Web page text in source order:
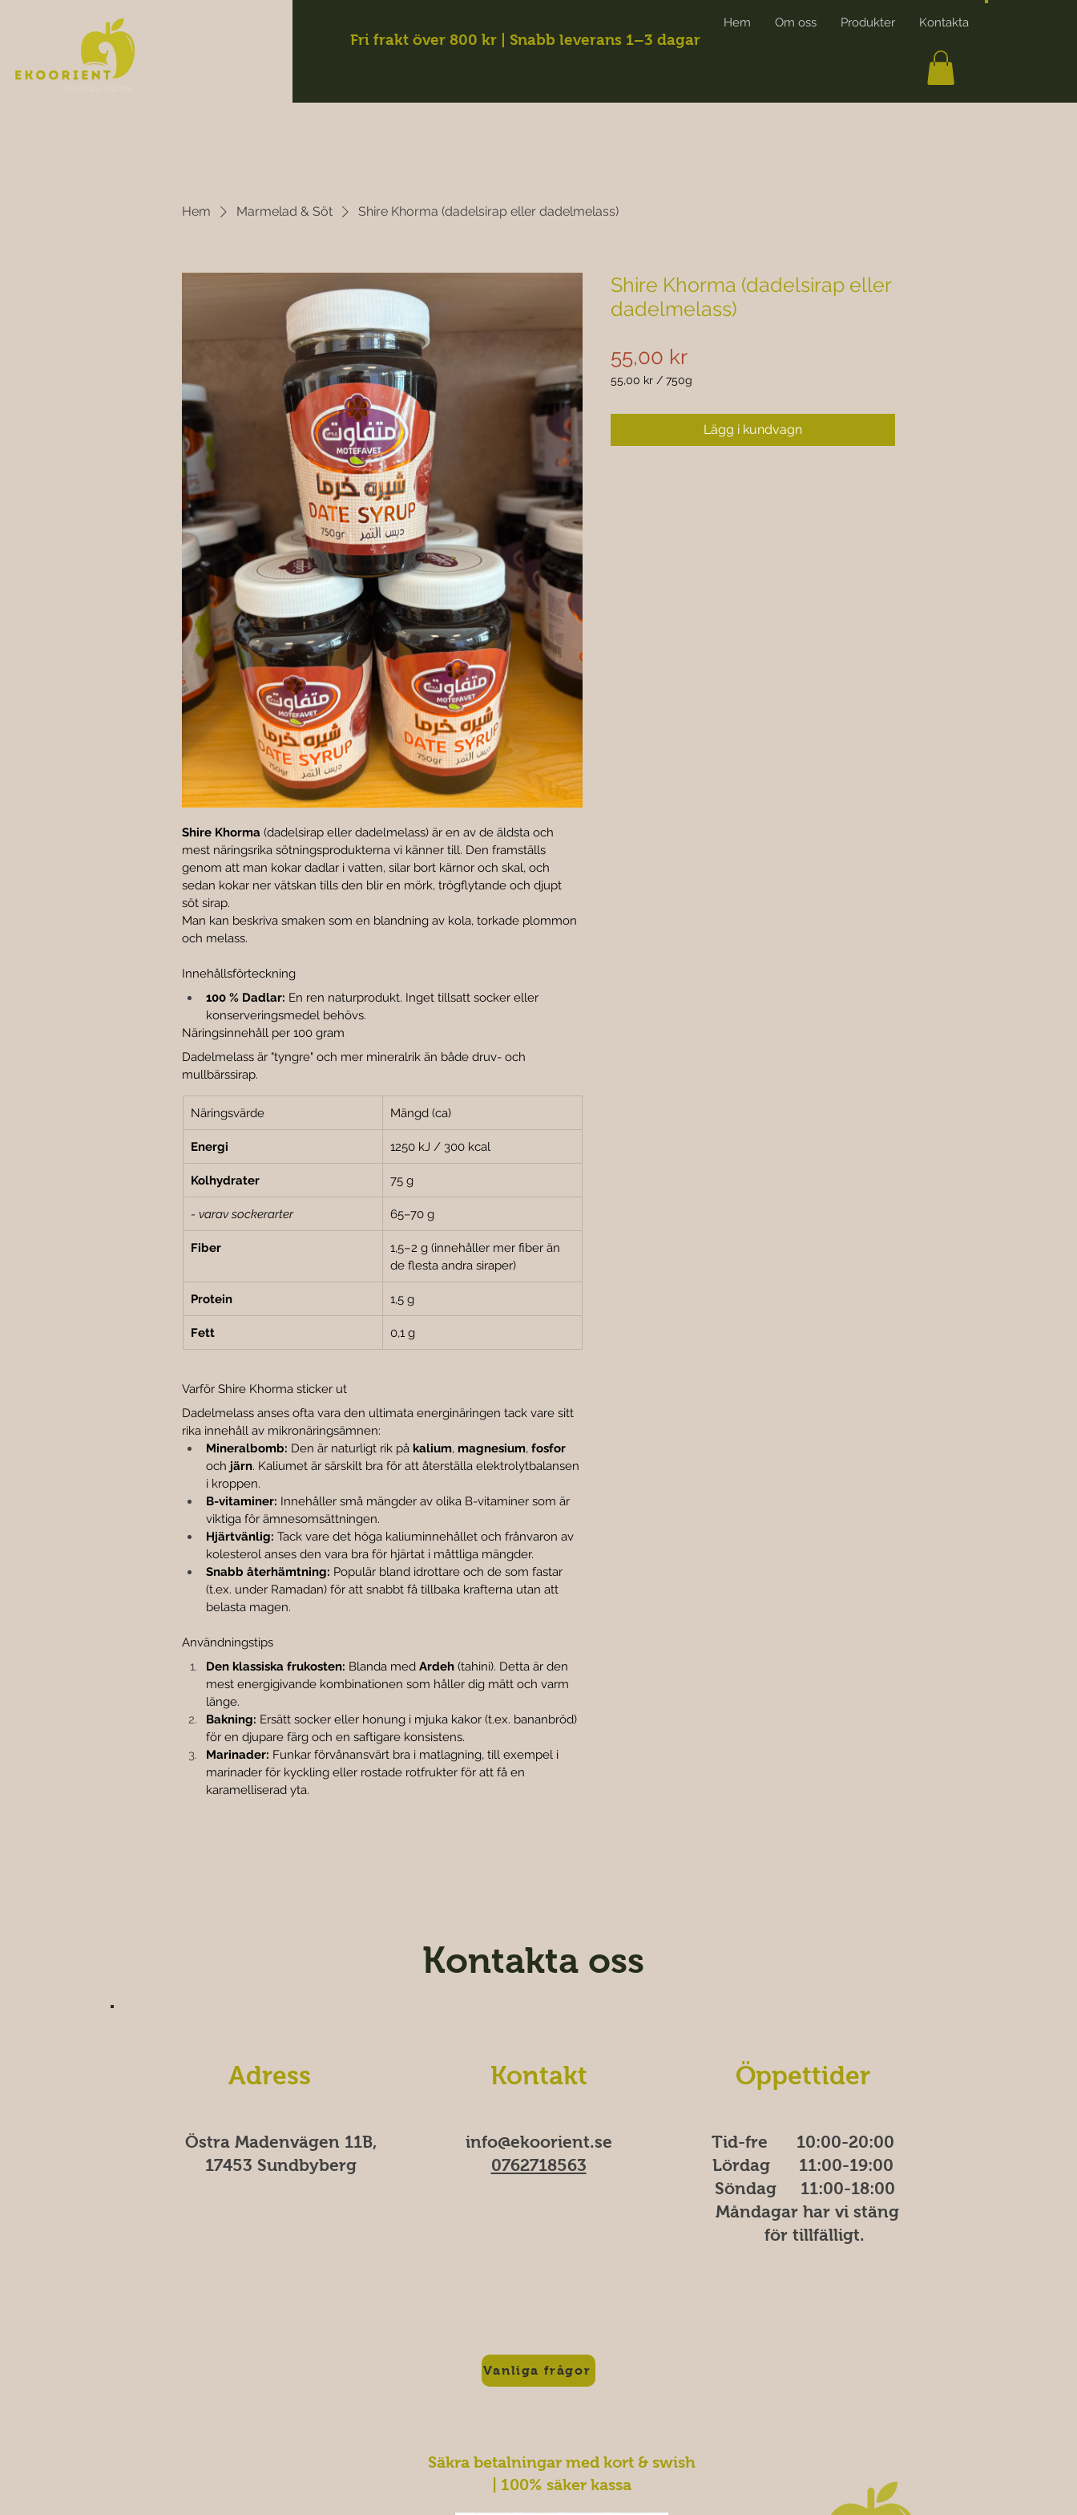
Fri frakt över 800 kr | Snabb leverans 1–3 dagar
Hem Om oss Produkter Kontakta
Hem Marmelad & Söt Shire Khorma (dadelsirap eller dadelmelass)
Shire Khorma (dadelsirap eller dadelmelass) är en av de äldsta och
mest näringsrika sötningsprodukterna vi känner till. Den framställs
genom att man kokar dadlar i vatten, silar bort kärnor och skal, och
sedan kokar ner vätskan tills den blir en mörk, trögflytande och djupt
söt sirap.
Man kan beskriva smaken som en blandning av kola, torkade plommon
och melass.
Innehållsförteckning
100 % Dadlar: En ren naturprodukt. Inget tillsatt socker eller
konserveringsmedel behövs.
Näringsinnehåll per 100 gram
Dadelmelass är "tyngre" och mer mineralrik än både druv- och
mullbärssirap.
Näringsvärde Mängd (ca)
Energi 1250 kJ / 300 kcal
Kolhydrater 75 g
- varav sockerarter 65–70 g
Fiber
1,5–2 g (innehåller mer fiber än
de flesta andra siraper)
Protein 1,5 g
Fett 0,1 g
Varför Shire Khorma sticker ut
Dadelmelass anses ofta vara den ultimata energinäringen tack vare sitt
rika innehåll av mikronäringsämnen:
Mineralbomb: Den är naturligt rik på kalium, magnesium, fosfor
och järn. Kaliumet är särskilt bra för att återställa elektrolytbalansen
i kroppen.
B-vitaminer: Innehåller små mängder av olika B-vitaminer som är
viktiga för ämnesomsättningen.
Hjärtvänlig: Tack vare det höga kaliuminnehållet och frånvaron av
kolesterol anses den vara bra för hjärtat i måttliga mängder.
Snabb återhämtning: Populär bland idrottare och de som fastar
(t.ex. under Ramadan) för att snabbt få tillbaka krafterna utan att
belasta magen.
Användningstips
Den klassiska frukosten: Blanda med Ardeh (tahini). Detta är den
mest energigivande kombinationen som håller dig mätt och varm
länge.
Bakning: Ersätt socker eller honung i mjuka kakor (t.ex. bananbröd)
för en djupare färg och en saftigare konsistens.
Marinader: Funkar förvånansvärt bra i matlagning, till exempel i
marinader för kyckling eller rostade rotfrukter för att få en
karamelliserad yta.
Shire Khorma (dadelsirap eller
dadelmelass)
55,00 krPris
55,00 kr / 750g
Lägg i kundvagn
Kontakta oss
Adress
Östra Madenvägen 11B,
17453 Sundbyberg
Kontakt
info@ekoorient.se​​
0762718563
Vanliga frågor
Öppettider
Tid-fre 10:00-20​​​:00
Lördag 11:00-19:00
Söndag 11:00-18:00
Måndagar har vi stäng
för tillfälligt.
Säkra betalningar med kort & swish
| 100% säker kassa